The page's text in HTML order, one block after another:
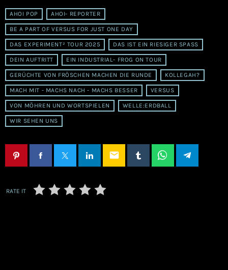
AHOI POP AHOI- REPORTER
BE A PART OF VERSUS FOR JUST ONE DAY
DAS EXPERIMENT² TOUR 2025 DAS IST EIN RIESIGER SPASS
DEIN AUFTRITT EIN INDUSTRIAL- FROG ON TOUR
GERÜCHTE VON FRÖSCHEN MACHEN DIE RUNDE KOLLEGAH?
MACH MIT - MACHS NACH - MACHS BESSER VERSUS
VON MÖHREN UND WORTSPIELEN WELLE:ERDBALL
WIR SEHEN UNS
email
RATE IT